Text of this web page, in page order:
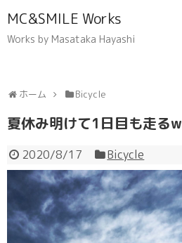
MC&SMILE Works
Works by Masataka Hayashi
ホーム Bicycle
夏休み明けて1日目も走るw
2020/8/17 Bicycle